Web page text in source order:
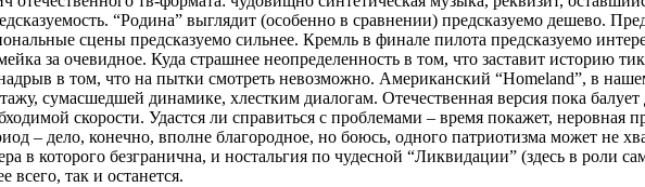
“Родина” выглядит (особенно в сравнении) предсказуемо дешево.
сцены предсказуемо сильнее. Кремль в финале пилота предсказуемо
за очевидное. Куда страшнее неопределенность в том, что заставит историю
в том, что на пытки смотреть невозможно. Американский “Homeland”, в
сумасшедшей динамике, хлестким диалогам. Отечественная версия пока
скорости. Удастся ли справиться с проблемами – время покажет, неровная
– дело, конечно, вполне благородное, но боюсь, одного патриотизма может не
в которого безгранична, и ностальгия по чудесной “Ликвидации” (здесь в роли
всего, так и останется.